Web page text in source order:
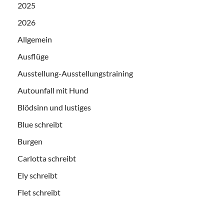
2025
2026
Allgemein
Ausflüge
Ausstellung-Ausstellungstraining
Autounfall mit Hund
Blödsinn und lustiges
Blue schreibt
Burgen
Carlotta schreibt
Ely schreibt
Flet schreibt